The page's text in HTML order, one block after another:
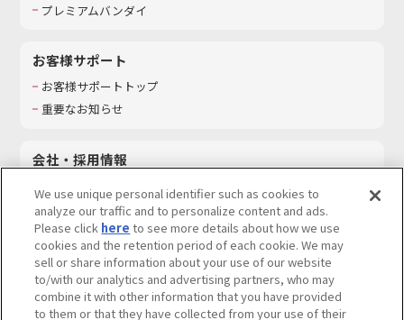
プレミアムバンダイ
お客様サポート
お客様サポートトップ
重要なお知らせ
会社・採用情報
採用情報
サステナビリティ
お問い合わせ
We use unique personal identifier such as cookies to
analyze our traffic and to personalize content and ads.
Please click here to see more details about how we use
cookies and the retention period of each cookie. We may
sell or share information about your use of our website
to/with our analytics and advertising partners, who may
combine it with other information that you have provided
to them or that they have collected from your use of their